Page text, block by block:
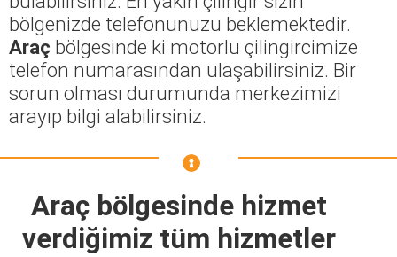
bölgenizde telefonunuzu beklemektedir.
Araç bölgesinde ki motorlu çilingircimize
telefon numarasından ulaşabilirsiniz. Bir
sorun olması durumunda merkezimizi
arayıp bilgi alabilirsiniz.
Araç bölgesinde hizmet
verdiğimiz tüm hizmetler